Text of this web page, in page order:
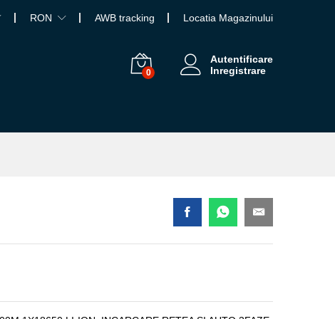
RON AWB tracking Locatia Magazinului
0
Autentificare
Inregistrare